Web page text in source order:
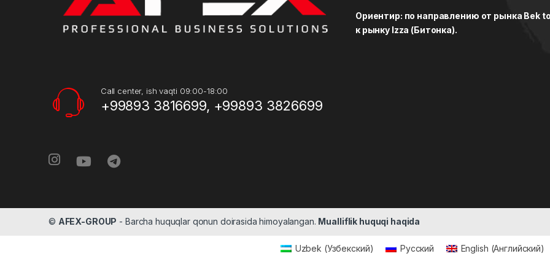
Call center, ish vaqti 09:00-18:00
+99893 3816699, +99893 3826699
Ориентир: по направлению от рынка Bek
к рынку Izza (Битонка).
© AFEX-GROUP - Barcha huquqlar qonun doirasida himoyalangan. Mualliflik huquqi haqida
Uzbek (Узбекский) Русский English (Английский)